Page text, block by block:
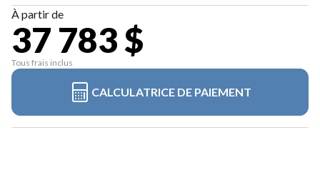
À partir de
37 783 $
Tous frais inclus
CALCULATRICE DE PAIEMENT